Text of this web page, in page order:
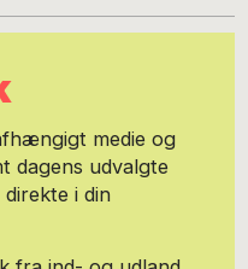
medie og
dagens udvalgte
i din